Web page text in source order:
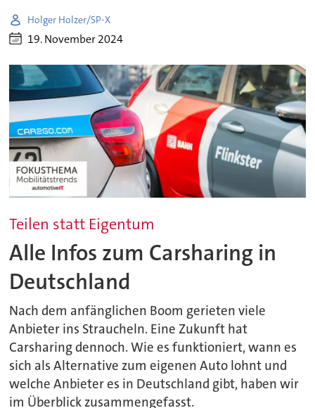
Holger Holzer/SP-X
19. November 2024
Teilen statt Eigentum
Alle Infos zum Carsharing in
Deutschland
Nach dem anfänglichen Boom gerieten viele
Anbieter ins Straucheln. Eine Zukunft hat
Carsharing dennoch. Wie es funktioniert, wann es
sich als Alternative zum eigenen Auto lohnt und
welche Anbieter es in Deutschland gibt, haben wir
im Überblick zusammengefasst.